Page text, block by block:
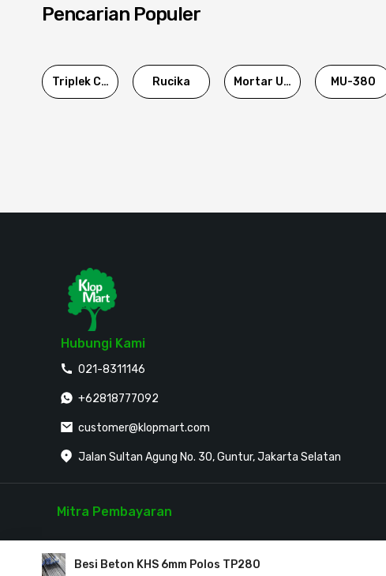
Besi Beton KHS 6mm Polos TP280
Pencarian Populer
Triplek Cor Rucika Mortar Utama MU-380
Hubungi Kami
021-8311146
+62818777092
customer@klopmart.com
Jalan Sultan Agung No. 30, Guntur, Jakarta Selatan
Mitra Pembayaran